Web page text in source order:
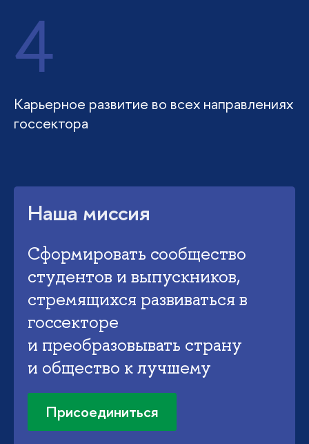
4
Карьерное развитие во всех направлениях
госсектора
Наша миссия
Сформировать сообщество
студентов и выпускников,
стремящихся развиваться в
госсекторе
и преобразовывать страну
и общество к лучшему
Присоединиться